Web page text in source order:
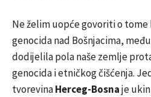
Ne želim uopće govoriti o tome
genocida nad Bošnjacima,
dodijelila pola naše zemlje
genocida i etničkog čišćenja.
tvorevinaHerceg-Bosnaje